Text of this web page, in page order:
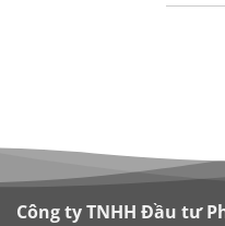
Công ty TNHH Đầu tư